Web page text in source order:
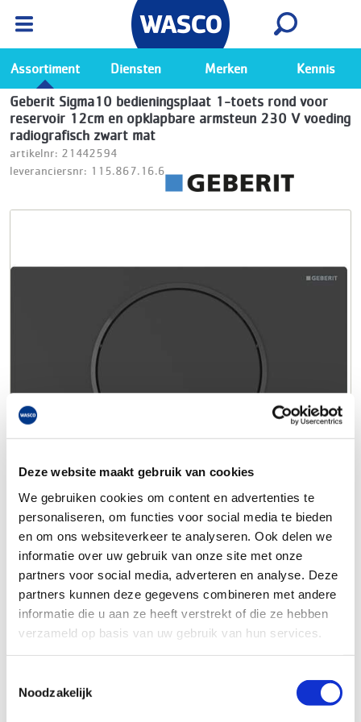
Deze website maakt gebruik van cookies
We gebruiken cookies om content en advertenties te
personaliseren, om functies voor social media te bieden
en om ons websiteverkeer te analyseren. Ook delen we
informatie over uw gebruik van onze site met onze
partners voor social media, adverteren en analyse. Deze
partners kunnen deze gegevens combineren met andere
informatie die u aan ze heeft verstrekt of die ze hebben
verzameld op basis van uw gebruik van hun services.
Noodzakelijk
Ga naar de Wasco app
Bekijk
Assortiment Diensten Merken Kennis
Geberit Sigma10 bedieningsplaat 1-toets rond voor
reservoir 12cm en opklapbare armsteun 230 V voeding
radiografisch zwart mat
artikelnr: 21442594
leveranciersnr: 115.867.16.6